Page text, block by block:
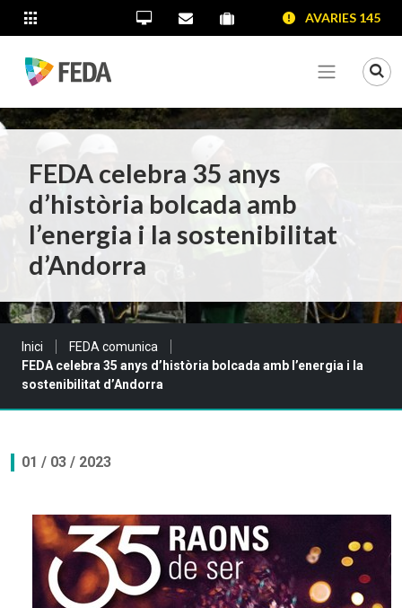
SALTAR AL CONTINGUT
SALTAR A LA NAVEGACIÓ
SALTAR A LA INFORMACIÓ DE CONTACTE
ALTRES LLOCS WEBOficina Virtual
Contacta'nsPortal proveïdors
Portal de transparència
AVARIES 145
Veure
FEDA celebra 35 anys
d’història bolcada amb
l’energia i la sostenibilitat
d’Andorra
Sou a:
Inici
FEDA comunica
FEDA celebra 35 anys d’història bolcada amb l’energia i la
sostenibilitat d’Andorra
01 / 03 / 2023